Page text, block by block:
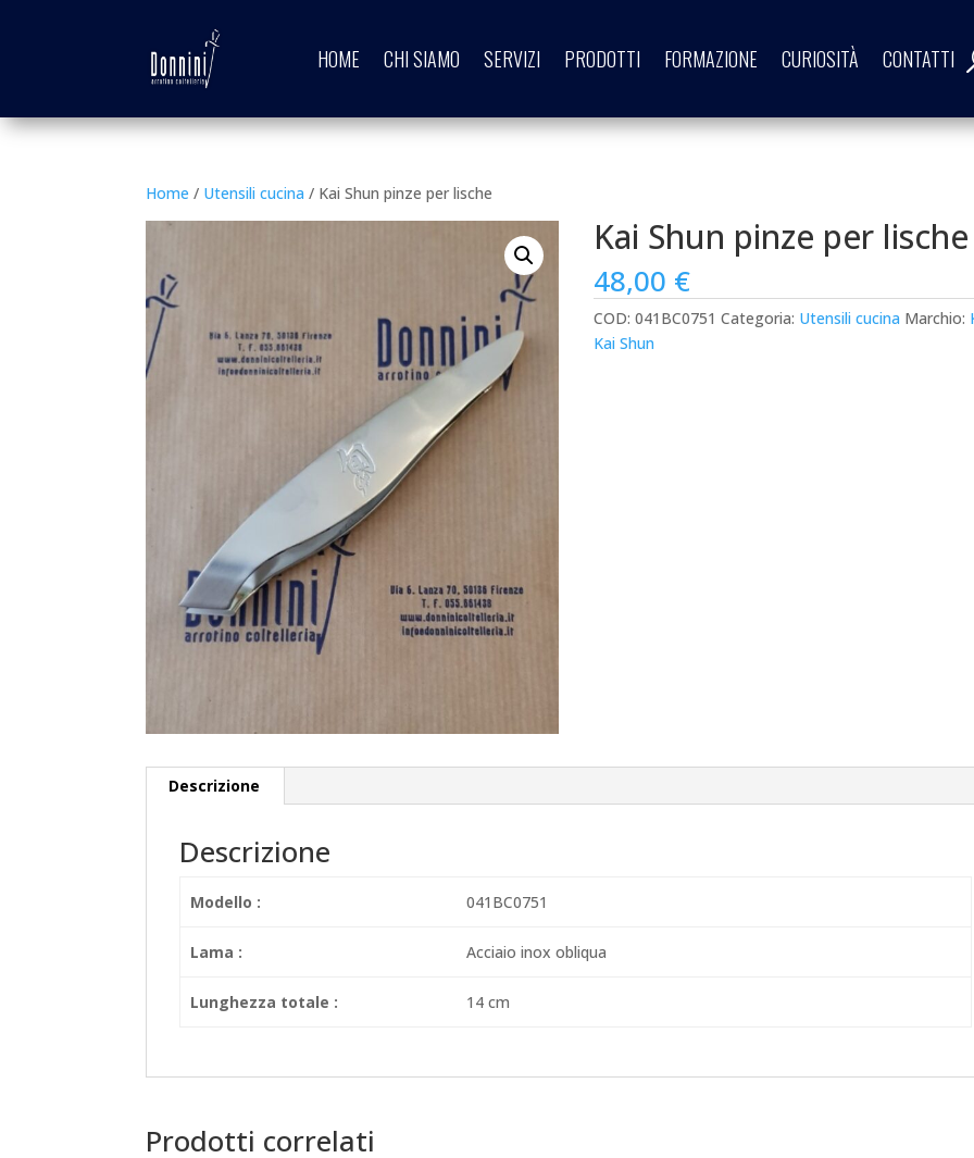
HOME CHI SIAMO SERVIZI PRODOTTI FORMAZIONE CURIOSITÀ CONTATTI
Home / Utensili cucina / Kai Shun pinze per lische
Kai Shun pinze per lische
48,00 €
COD:041BC0751 Categoria: Utensili cucina Marchio:
Kai Shun
Descrizione
Descrizione
Modello : 041BC0751
Lama : Acciaio inox obliqua
Lunghezza totale : 14 cm
Prodotti correlati